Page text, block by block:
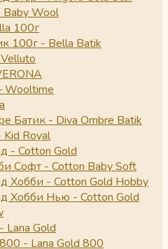
Wool
100г
100г - Bella Batik
Wooltime
Батик - Diva Ombre Batik
Royal
- Cotton Gold
Софт - Cotton Baby Soft
Хобби - Cotton Gold Hobby
Хобби Нью - Cotton Gold
Lana Gold
- Lana Gold 800